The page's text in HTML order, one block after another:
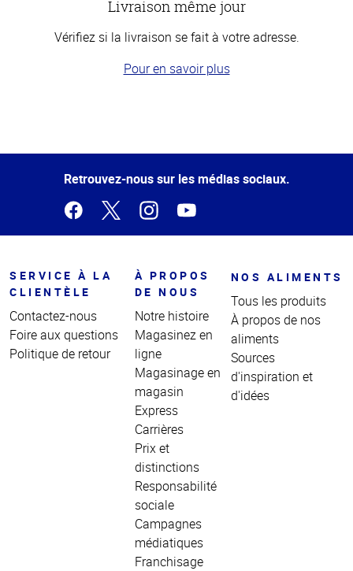
Livraison même jour
Vérifiez si la livraison se fait à votre adresse.
Pour en savoir plus
de la
Retrouvez-nous sur les médias sociaux.
SERVICE À LA
CLIENTÈLE
Contactez-nous
Foire aux questions
Politique de retour
À PROPOS
DE NOUS
Notre histoire
Magasinez en
ligne
Magasinage en
magasin
Express
Carrières
Prix et
distinctions
Responsabilité
sociale
Campagnes
médiatiques
Franchisage
NOS ALIMENTS
Tous les produits
À propos de nos
aliments
Sources
d'inspiration et
d'idées